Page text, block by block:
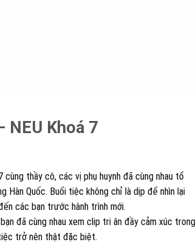
NEU Khoá 7
thầy cô, các vị phụ huynh đã cùng nhau tổ
Hàn Quốc. Buổi tiệc không chỉ là dịp để nhìn lại
các bạn trước hành trình mới.
đã cùng nhau xem clip tri ân đầy cảm xúc trong
trở nên thật đặc biệt.